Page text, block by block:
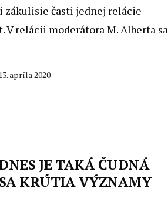
zákulisie časti jednej relácie
V relácii moderátora M. Alberta sa
13. apríla 2020
JE TAKÁ ČUDNÁ
KRÚTIA VÝZNAMY